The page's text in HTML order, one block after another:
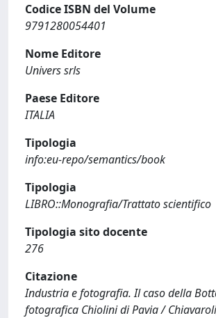
Codice ISBN del Volume
9791280054401
Nome Editore
Univers srls
Paese Editore
ITALIA
Tipologia
info:eu-repo/semantics/book
Tipologia
LIBRO::Monografia/Trattato scientifico
Tipologia sito docente
276
Citazione
Industria e fotografia. Il caso della
fotografica Chiolini di Pavia /